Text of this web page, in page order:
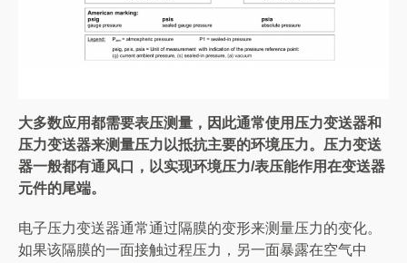
大多数应用都需要表压测量，因此通常使用压力变送器和
压力变送器来测量压力以抵抗主要的环境压力。压力变送
器一般都有通风口，以实现环境压力/表压能作用在变送器
元件的尾端。
电子压力变送器通常通过隔膜的变形来测量压力的变化。
如果该隔膜的一面接触过程压力，另一面暴露在空气中